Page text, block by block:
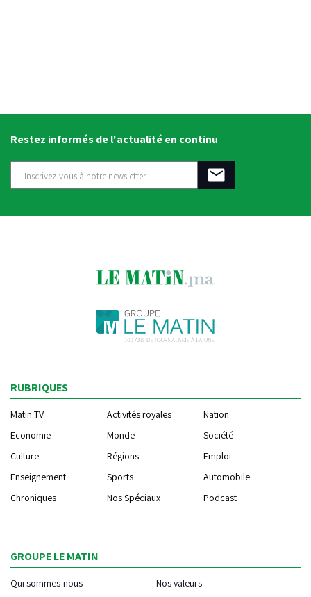
Restez informés de l'actualité en continu
RUBRIQUES
Matin TV Activités royales
Nation
Economie
Monde
Société
Culture
Régions
Emploi
Enseignement
Sports
Automobile
Chroniques
Nos Spéciaux Podcast
GROUPE LE MATIN
Qui sommes-nous
Nos valeurs